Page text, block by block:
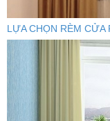
LỰA CHỌN RÈM CỬA